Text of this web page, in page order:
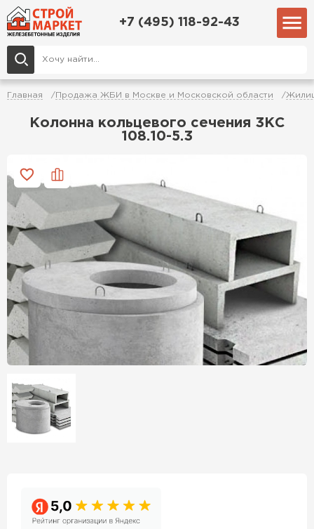
+7 (495) 118-92-43
Главная Продажа ЖБИ в Москве и Московской области
Колонна кольцевого сечения 3КС
108.10-5.3